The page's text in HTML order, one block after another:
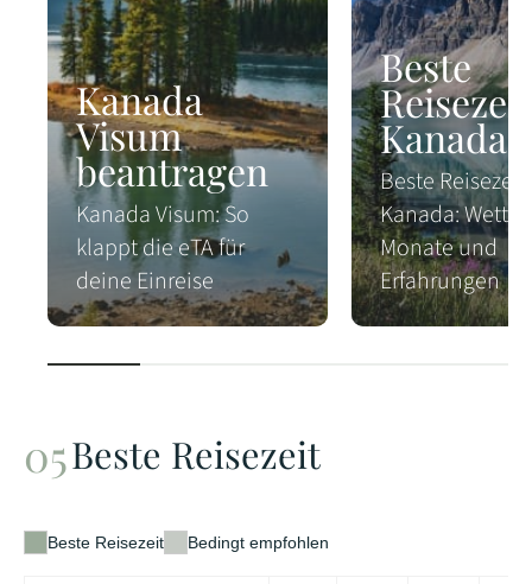
Kanada
Visum
beantragen
Kanada Visum: So
klappt die eTA für
deine Einreise
Beste
Reisezeit
Kanada
Beste Reisezeit
Kanada: Wetter,
Monate und
Erfahrungen
Beste Reisezeit
Beste Reisezeit Bedingt empfohlen